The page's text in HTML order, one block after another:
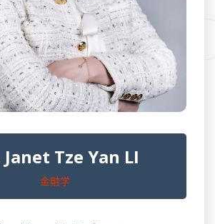
Janet Tze Yan LI
金融学